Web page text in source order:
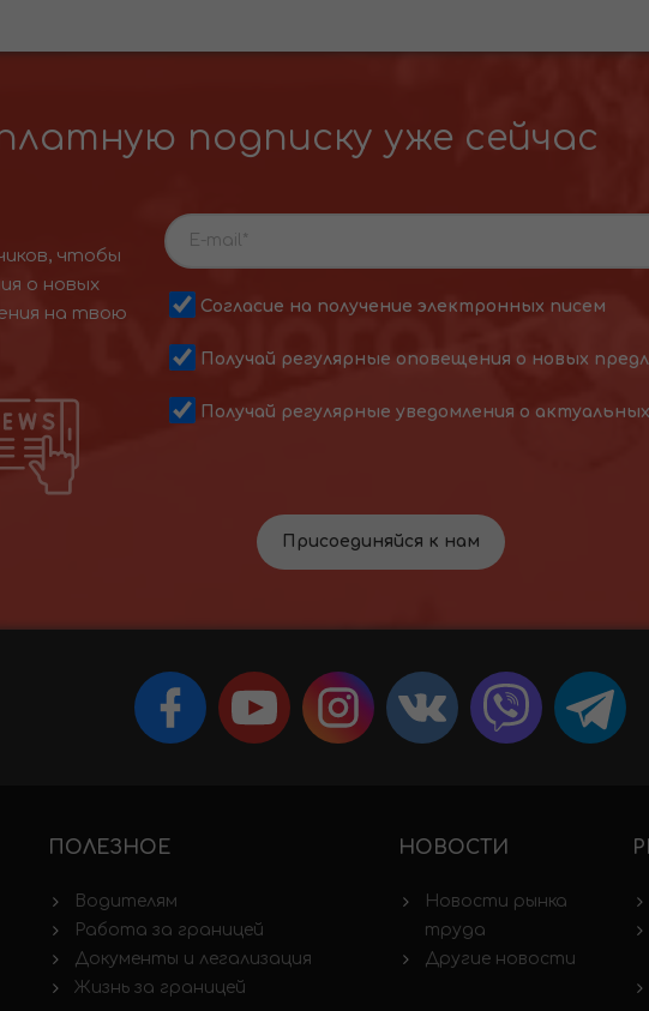
подписку уже сейчас
чтобы
о новых
на твою
Согласие на получение электронных писем
Получай регулярные оповещения о новых
Получай регулярные уведомления о
Присоединяйся к нам
ПОЛЕЗНОЕ
Водителям
Работа за границей
Документы и легализация
Жизнь за границей
НОВОСТИ
Новости рынка
труда
Другие новости